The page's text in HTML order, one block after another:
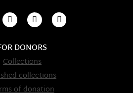
DONORS
Collections
collections
of donation